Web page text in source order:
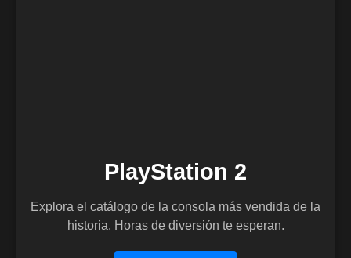
PlayStation 2
Explora el catálogo de la consola más vendida de la
historia. Horas de diversión te esperan.